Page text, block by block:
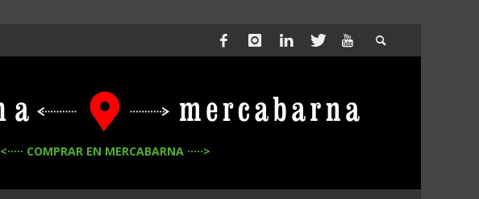
<····· COMPRAR EN MERCABARNA ·····>